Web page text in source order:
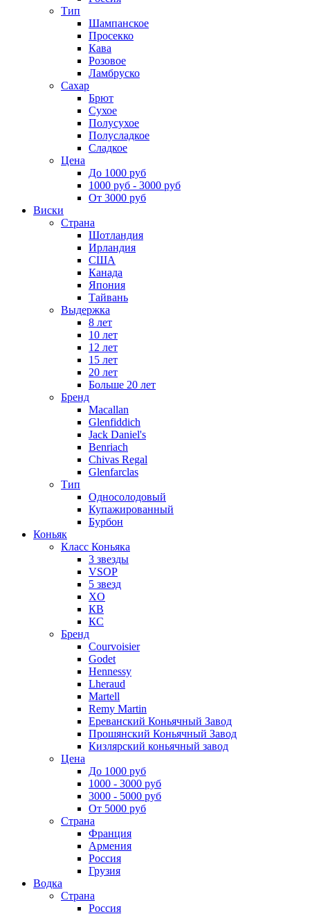
Тип
Шампанское
Просекко
Кава
Розовое
Ламбруско
Сахар
Брют
Сухое
Полусухое
Полусладкое
Сладкое
Цена
До 1000 руб
1000 руб - 3000 руб
От 3000 руб
Виски
Страна
Шотландия
Ирландия
США
Канада
Япония
Тайвань
Выдержка
8 лет
10 лет
12 лет
15 лет
20 лет
Больше 20 лет
Бренд
Macallan
Glenfiddich
Jack Daniel's
Benriach
Chivas Regal
Glenfarclas
Тип
Односолодовый
Купажированный
Бурбон
Коньяк
Класс Коньяка
3 звезды
VSOP
5 звезд
XO
КВ
КС
Бренд
Courvoisier
Godet
Hennessy
Lheraud
Martell
Remy Martin
Ереванский Коньячный Завод
Прошянский Коньячный Завод
Кизлярский коньячный завод
Цена
До 1000 руб
1000 - 3000 руб
3000 - 5000 руб
От 5000 руб
Страна
Франция
Армения
Россия
Грузия
Водка
Страна
Россия